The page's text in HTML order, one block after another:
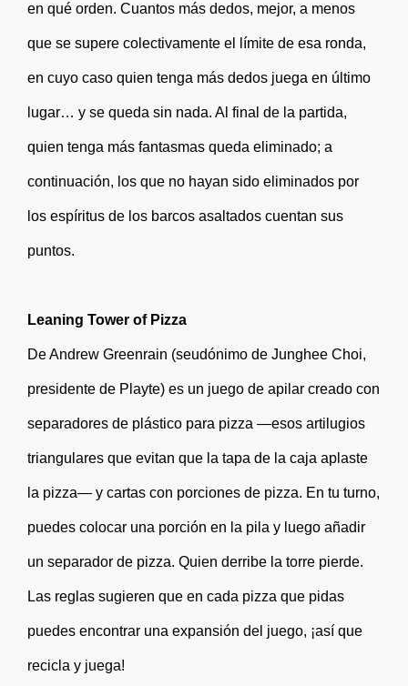
en qué orden. Cuantos más dedos, mejor, a menos
que se supere colectivamente el límite de esa ronda,
en cuyo caso quien tenga más dedos juega en último
lugar… y se queda sin nada. Al final de la partida,
quien tenga más fantasmas queda eliminado; a
continuación, los que no hayan sido eliminados por
los espíritus de los barcos asaltados cuentan sus
puntos.
Leaning Tower of Pizza
De Andrew Greenrain (seudónimo de Junghee Choi,
presidente de Playte) es un juego de apilar creado con
separadores de plástico para pizza —esos artilugios
triangulares que evitan que la tapa de la caja aplaste
la pizza— y cartas con porciones de pizza. En tu turno,
puedes colocar una porción en la pila y luego añadir
un separador de pizza. Quien derribe la torre pierde.
Las reglas sugieren que en cada pizza que pidas
puedes encontrar una expansión del juego, ¡así que
recicla y juega!